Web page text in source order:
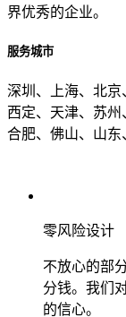
界优秀的企业。
服务城市
深圳、上海、北京
西定、天津、苏州
合肥、佛山、山东
零风险设计
不放心的部
分钱。我们
的信心。